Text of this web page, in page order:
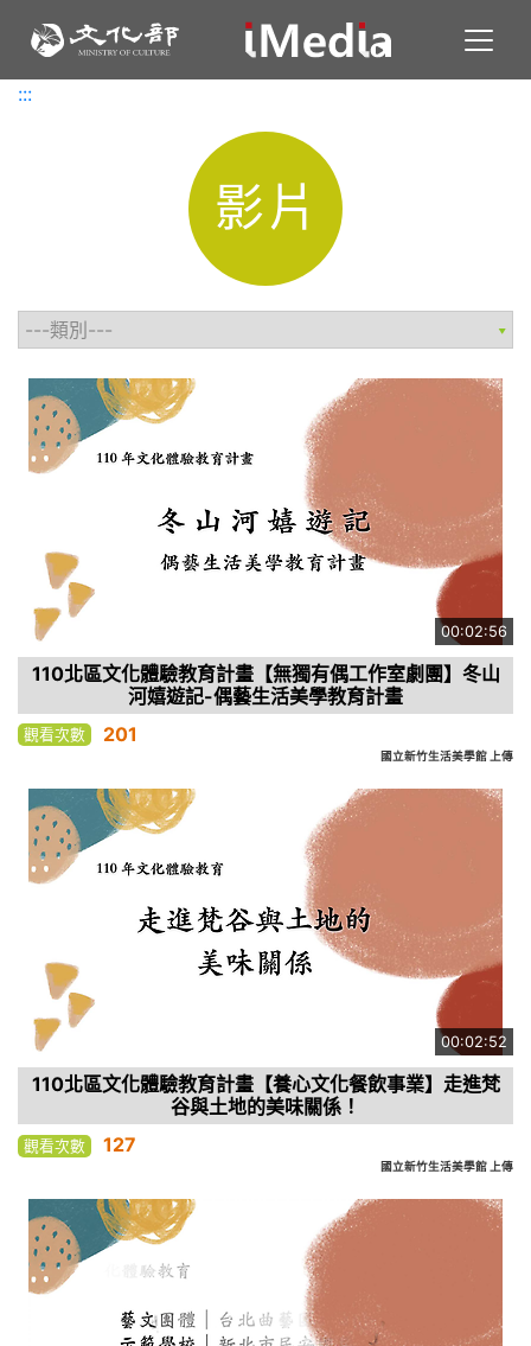
:::
:::
影片
00:02:56
110北區文化體驗教育計畫【無獨有偶工作室劇團】冬山
河嬉遊記-偶藝生活美學教育計畫
觀看次數 201
國立新竹生活美學館 上傳
00:02:52
110北區文化體驗教育計畫【養心文化餐飲事業】走進梵
谷與土地的美味關係！
觀看次數 127
國立新竹生活美學館 上傳